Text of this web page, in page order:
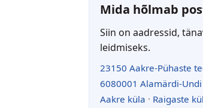
Mida hõlmab
Siin on aadressid,
leidmiseks.
23150 Aakre-Pühaste
6080001 Alamärdi-
Aakre küla · Raigaste